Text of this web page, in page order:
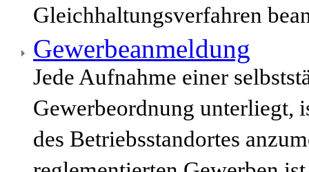
Gleichhaltungsverfahren
Gewerbeanmeldung
Jede Aufnahme einer
Gewerbeordnung unterliegt,
des Betriebsstandortes